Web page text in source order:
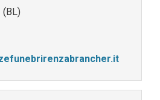
(BL)